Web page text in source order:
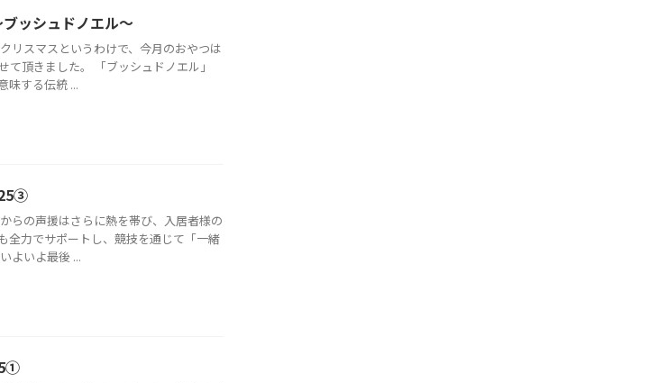
ッシュドノエル〜
リスマスというわけで、今月のおやつは
て頂きました。 「ブッシュドノエル」
味する伝統 ...
らの声援はさらに熱を帯び、入居者様の
全力でサポートし、競技を通じて「一緒
よいよ最後 ...